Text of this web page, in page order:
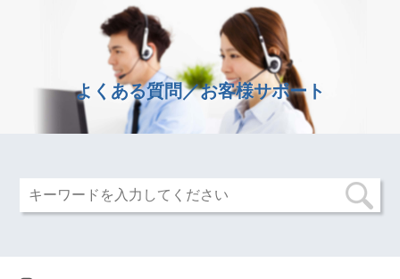
よくある質問／お客様サポート